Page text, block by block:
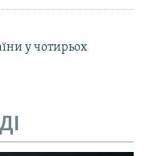
у чотирьох